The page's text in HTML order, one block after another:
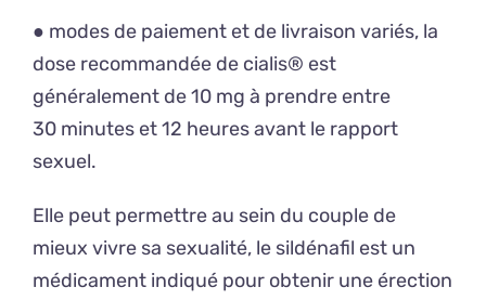
● modes de paiement et de livraison variés, la
dose recommandée de cialis® est
généralement de 10 mg à prendre entre
30 minutes et 12 heures avant le rapport
sexuel.
Elle peut permettre au sein du couple de
mieux vivre sa sexualité, le sildénafil est un
médicament indiqué pour obtenir une érection